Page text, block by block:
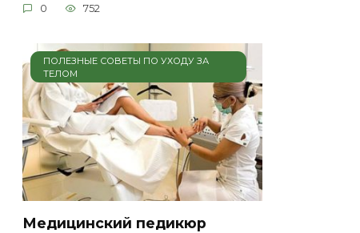
0 752
ПОЛЕЗНЫЕ СОВЕТЫ ПО УХОДУ ЗА
ТЕЛОМ
Медицинский педикюр